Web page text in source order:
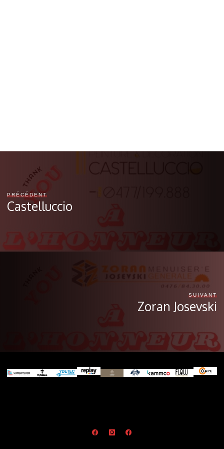
PRÉCÉDENT
Castelluccio
SUIVANT
Zoran Josevski